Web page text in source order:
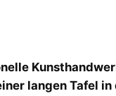
langen Tafel